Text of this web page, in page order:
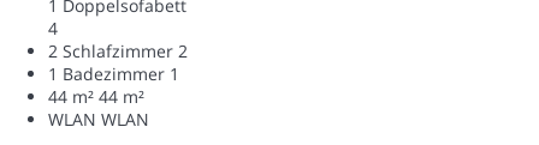
1 Doppelsofabett
4
2 Schlafzimmer 2
1 Badezimmer 1
44 m² 44 m²
WLAN WLAN